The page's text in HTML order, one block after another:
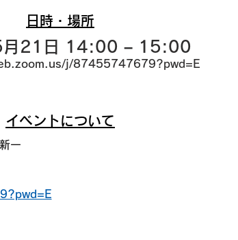
日時・場所
21日 14:00 – 15:00
j/87455747679?pwd=E
イベントについて
一